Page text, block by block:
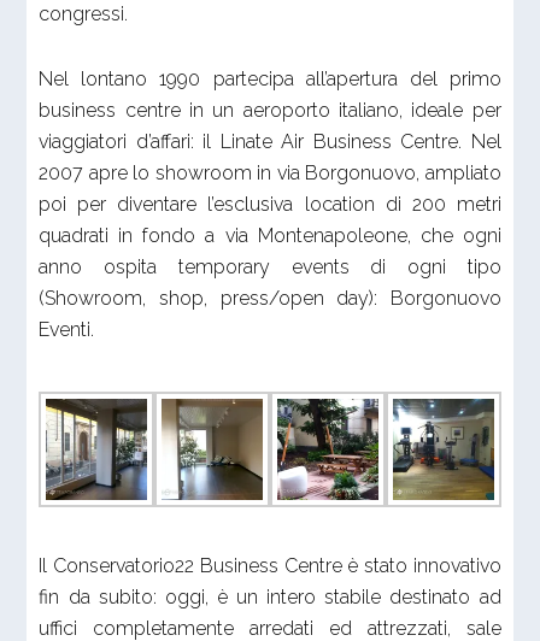
congressi.
Nel lontano 1990 partecipa all’apertura del primo
business centre in un aeroporto italiano, ideale per
viaggiatori d’affari: il Linate Air Business Centre. Nel
2007 apre lo showroom in via Borgonuovo, ampliato
poi per diventare l’esclusiva location di 200 metri
quadrati in fondo a via Montenapoleone, che ogni
anno ospita temporary events di ogni tipo
(Showroom, shop, press/open day): Borgonuovo
Eventi.
Il Conservatorio22 Business Centre è stato innovativo
fin da subito: oggi, è un intero stabile destinato ad
uffici completamente arredati ed attrezzati, sale